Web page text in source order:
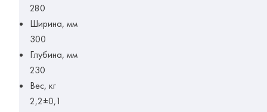
280
Ширина, мм
300
Глубина, мм
230
Вес, кг
2,2±0,1